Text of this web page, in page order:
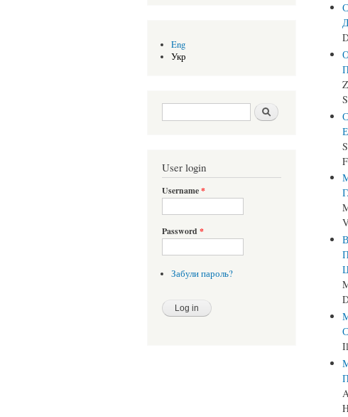
Eng
Укр
Search form Шукати
User login
Username*
Password *
Забули пароль?